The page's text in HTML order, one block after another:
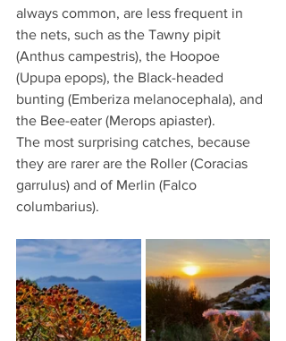
always common, are less frequent in
the nets, such as the Tawny pipit
(Anthus campestris), the Hoopoe
(Upupa epops), the Black-headed
bunting (Emberiza melanocephala), and
the Bee-eater (Merops apiaster).
The most surprising catches, because
they are rarer are the Roller (Coracias
garrulus) and of Merlin (Falco
columbarius).